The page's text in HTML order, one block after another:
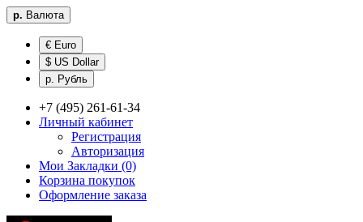
р. Валюта
€ Euro
$ US Dollar
р. Рубль
+7 (495) 261-61-34
Личный кабинет
Регистрация
Авторизация
Мои Закладки (0)
Корзина покупок
Оформление заказа